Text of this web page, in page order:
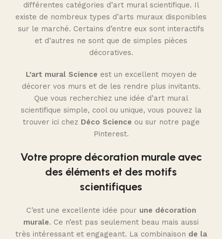
différentes catégories d’art mural scientifique. Il
existe de nombreux types d’arts muraux disponibles
sur le marché. Certains d’entre eux sont interactifs
et d’autres ne sont que de simples pièces
décoratives.
L’art mural Science est un excellent moyen de
décorer vos murs et de les rendre plus invitants.
Que vous recherchiez une idée d’art mural
scientifique simple, cool ou unique, vous pouvez la
trouver ici chez Déco Science ou sur notre page
Pinterest.
Votre propre décoration murale avec
des éléments et des motifs
scientifiques
C’est une excellente idée pour une décoration
murale. Ce n’est pas seulement beau mais aussi
très intéressant et engageant. La combinaison de la